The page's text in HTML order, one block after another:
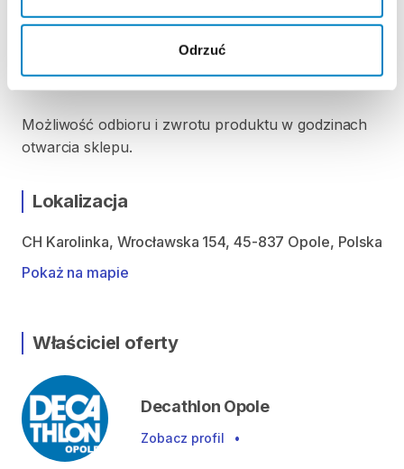
Odrzuć
Czwartek: 9:00 - 21:00
Niedziela handlowa: 10:00 - 20:00
Możliwość odbioru i zwrotu produktu w godzinach
otwarcia sklepu.
Lokalizacja
CH Karolinka, Wrocławska 154, 45-837 Opole, Polska
Pokaż na mapie
Właściciel oferty
Decathlon Opole
Zobacz profil •